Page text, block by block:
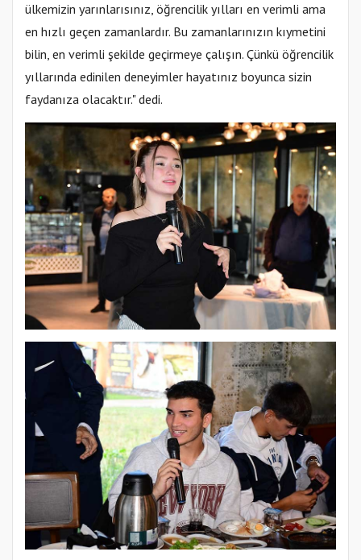
ülkemizin yarınlarısınız, öğrencilik yılları en verimli ama
en hızlı geçen zamanlardır. Bu zamanlarınızın kıymetini
bilin, en verimli şekilde geçirmeye çalışın. Çünkü öğrencilik
yıllarında edinilen deneyimler hayatınız boyunca sizin
faydanıza olacaktır." dedi.